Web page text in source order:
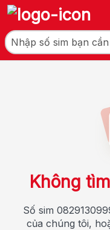
Không
Số sim
của chúng tôi,